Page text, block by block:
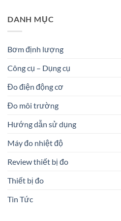
DANH MỤC
Bơm định lượng
Công cụ – Dụng cụ
Đo điện động cơ
Đo môi trường
Hướng dẫn sử dụng
Máy đo nhiệt độ
Review thiết bị đo
Thiết bị đo
Tin Tức